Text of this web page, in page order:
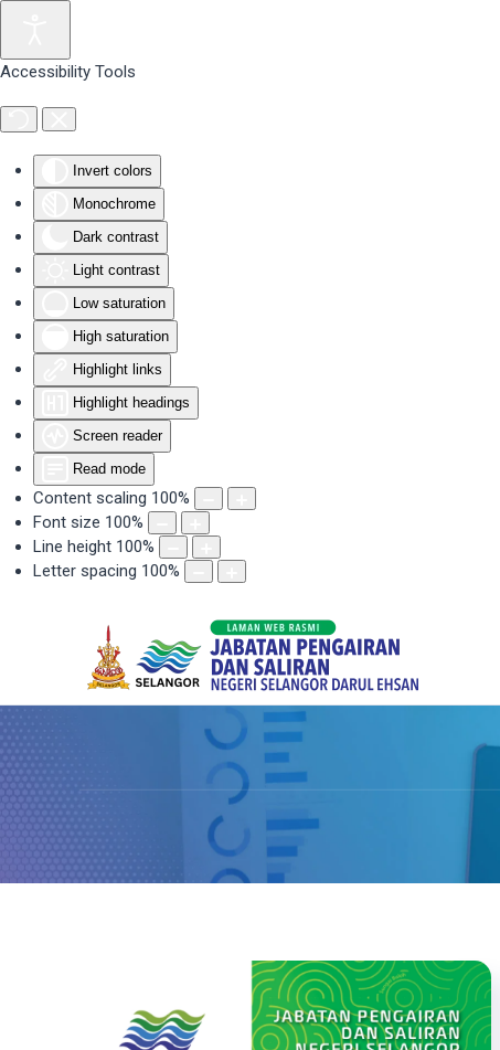
Accessibility Tools
Invert colors
Monochrome
Dark contrast
Light contrast
Low saturation
High saturation
Highlight links
Highlight headings
Screen reader
Read mode
Content scaling 100%
Font size 100%
Line height 100%
Letter spacing 100%
Skip to main content